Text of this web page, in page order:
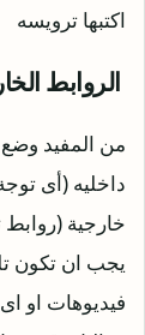
اكتبها ترويسه
الروابط
من المفيد
داخليه (أى
خارجية
يجب ان تكون
فيديوهات او